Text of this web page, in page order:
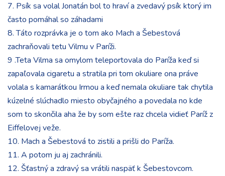
7. Psík sa volal Jonatán bol to hraví a zvedavý psík ktorý im
často pomáhal so záhadami
8. Táto rozprávka je o tom ako Mach a Šebestová
zachraňovali tetu Vilmu v Paríži.
9 .Teta Vilma sa omylom teleportovala do Paríža keď si
zapaľovala cigaretu a stratila pri tom okuliare ona práve
volala s kamarátkou Irmou a keď nemala okuliare tak chytila
kúzelné slúchadlo miesto obyčajného a povedala no kde
som to skončila aha že by som ešte raz chcela vidieť Paríž z
Eiffelovej veže.
10. Mach a Šebestová to zistili a prišli do Paríža.
11. A potom ju aj zachránili.
12. Šťastný a zdravý sa vrátili naspäť k Šebestovcom.